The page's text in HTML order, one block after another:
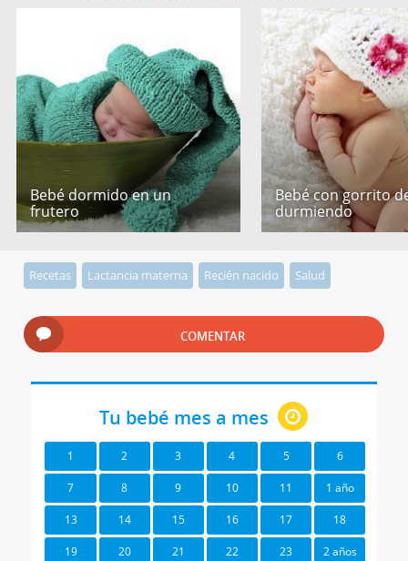
Bebé dormido en un
frutero
Bebé con gorrito
durmiendo
Recetas Lactancia materna Recién nacido Salud
COMENTAR
Tu bebé mes a mes
1 2 3 4 5 6
7 8 9 10 11 1 año
13 14 15 16 17 18
19 20 21 22 23 2 años